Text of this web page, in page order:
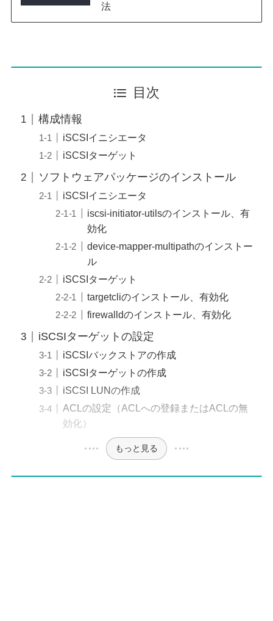
法
目次
構成情報
iSCSIイニシエータ
iSCSIターゲット
ソフトウェアパッケージのインストール
iSCSIイニシエータ
iscsi-initiator-utilsのインストール、有
効化
device-mapper-multipathのインストー
ル
iSCSIターゲット
targetcliのインストール、有効化
firewalldのインストール、有効化
iSCSIターゲットの設定
iSCSIバックストアの作成
iSCSIターゲットの作成
iSCSI LUNの作成
ACLの設定（ACLへの登録またはACLの無
効化）
もっと見る